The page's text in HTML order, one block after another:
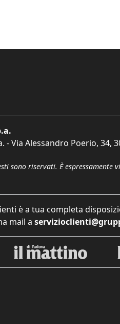
Via Alessandro Poerio, 34,
sono riservati. È espressamente
è a tua completa
mail a